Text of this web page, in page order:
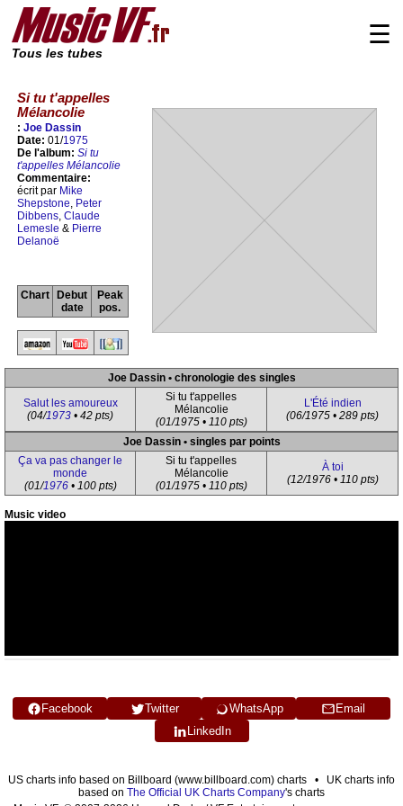
Tous les tubes
☰
Si tu t'appelles
Mélancolie
: Joe Dassin
Date: 01/1975
De l'album: Si tu
t'appelles Mélancolie
Commentaire:
écrit par Mike
Shepstone, Peter
Dibbens, Claude
Lemesle & Pierre
Delanoë
Chart
Debut
date
Peak
pos.
Joe Dassin • chronologie des singles
Salut les amoureux
(04/1973 • 42 pts)
Si tu t'appelles
Mélancolie
(01/1975 • 110 pts)
L'Été indien
(06/1975 • 289 pts)
Joe Dassin • singles par points
Ça va pas changer le
monde
(01/1976• 100 pts)
Si tu t'appelles
Mélancolie
(01/1975 • 110 pts)
À toi
(12/1976 • 110 pts)
Music video
Facebook Twitter WhatsApp
Email
LinkedIn
US charts info based on Billboard (www.billboard.com) charts • UK charts info
based on The Official UK Charts Company's charts